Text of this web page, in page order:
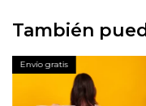
También
Envío gratis